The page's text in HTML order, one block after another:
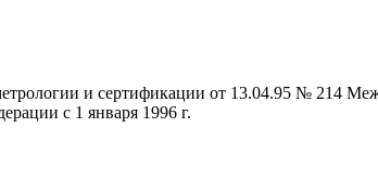
и сертификации от 13.04.95 № 214
с 1 января 1996 г.